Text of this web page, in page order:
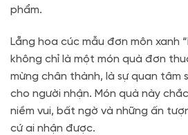
phẩm.
Lẵng hoa cúc mẫu đơn môn xanh
không chỉ là một món quà đơn
mừng chân thành, là sự quan tâm
cho người nhận. Món quà này
niềm vui, bất ngờ và những ấn
cứ ai nhận được.